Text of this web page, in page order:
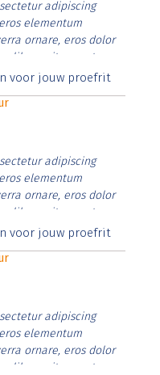
adipiscing
elementum
ornare, eros dolor
libero vitae erat.
id rutrum lorem
voor jouw proefrit
adipiscing
elementum
ornare, eros dolor
libero vitae erat.
id rutrum lorem
voor jouw proefrit
adipiscing
elementum
ornare, eros dolor
libero vitae erat.